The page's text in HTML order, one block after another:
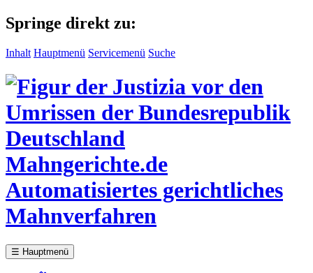
Springe direkt zu:
Inhalt Hauptmenü Servicemenü Suche
Mahngerichte.de
Automatisiertes gerichtliches
Mahnverfahren
☰ Hauptmenü